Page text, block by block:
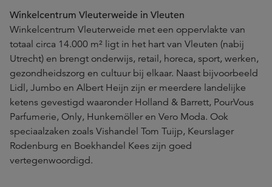
Winkelcentrum Vleuterweide in Vleuten
Winkelcentrum Vleuterweide met een oppervlakte van
totaal circa 14.000 m² ligt in het hart van Vleuten (nabij
Utrecht) en brengt onderwijs, retail, horeca, sport, werken,
gezondheidszorg en cultuur bij elkaar. Naast bijvoorbeeld
Lidl, Jumbo en Albert Heijn zijn er meerdere landelijke
ketens gevestigd waaronder Holland & Barrett, PourVous
Parfumerie, Only, Hunkemöller en Vero Moda. Ook
speciaalzaken zoals Vishandel Tom Tuijp, Keurslager
Rodenburg en Boekhandel Kees zijn goed
vertegenwoordigd.